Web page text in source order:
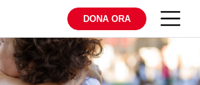
DONA ORA